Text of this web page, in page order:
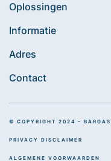
Oplossingen
Informatie
Adres
Contact
© COPYRIGHT 2024 – BARGAS
PRIVACY DISCLAIMER
ALGEMENE VOORWAARDEN